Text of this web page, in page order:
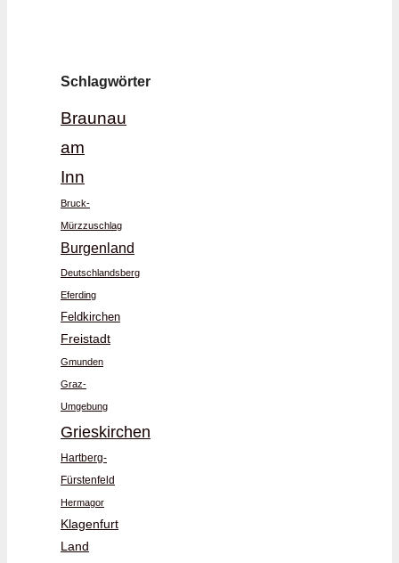
Schlagwörter
Braunau
am
Inn
Bruck-
Mürzzuschlag
Burgenland
Deutschlandsberg
Eferding
Feldkirchen
Freistadt
Gmunden
Graz-
Umgebung
Grieskirchen
Hartberg-
Fürstenfeld
Hermagor
Klagenfurt
Land